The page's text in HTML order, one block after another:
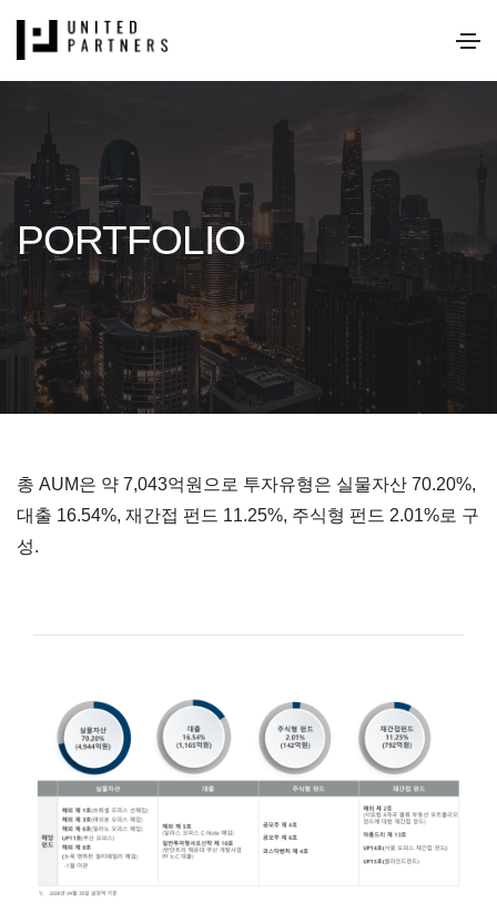
PORTFOLIO
총 AUM은 약 7,043억원으로 투자유형은 실물자산 70.20%,
대출 16.54%, 재간접 펀드 11.25%, 주식형 펀드 2.01%로 구
성.